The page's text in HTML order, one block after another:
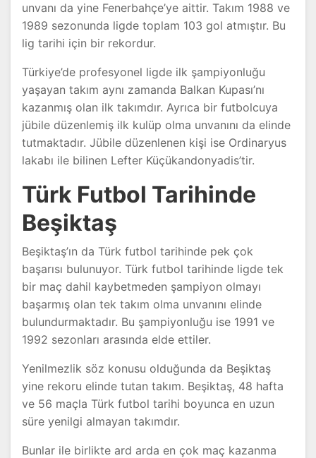
unvanı da yine Fenerbahçe’ye aittir. Takım 1988 ve
1989 sezonunda ligde toplam 103 gol atmıştır. Bu
lig tarihi için bir rekordur.
Türkiye’de profesyonel ligde ilk şampiyonluğu
yaşayan takım aynı zamanda Balkan Kupası’nı
kazanmış olan ilk takımdır. Ayrıca bir futbolcuya
jübile düzenlemiş ilk kulüp olma unvanını da elinde
tutmaktadır. Jübile düzenlenen kişi ise Ordinaryus
lakabı ile bilinen Lefter Küçükandonyadis’tir.
Türk Futbol Tarihinde
Beşiktaş
Beşiktaş’ın da Türk futbol tarihinde pek çok
başarısı bulunuyor. Türk futbol tarihinde ligde tek
bir maç dahil kaybetmeden şampiyon olmayı
başarmış olan tek takım olma unvanını elinde
bulundurmaktadır. Bu şampiyonluğu ise 1991 ve
1992 sezonları arasında elde ettiler.
Yenilmezlik söz konusu olduğunda da Beşiktaş
yine rekoru elinde tutan takım. Beşiktaş, 48 hafta
ve 56 maçla Türk futbol tarihi boyunca en uzun
süre yenilgi almayan takımdır.
Bunlar ile birlikte ard arda en çok maç kazanma